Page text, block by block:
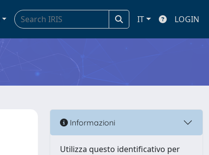
IT LOGIN
Informazioni
Utilizza questo identificativo per